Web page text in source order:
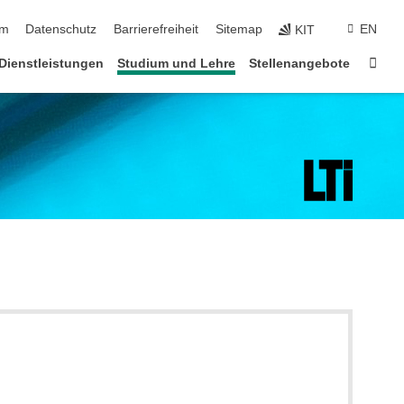
Datenschutz Barrierefreiheit Sitemap KIT EN
Dienstleistungen Studium und Lehre Stellenangebote